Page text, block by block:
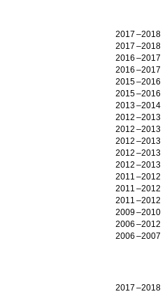
2017
2018
2017
2018
2016
2017
2016
2017
2015
2016
2015
2016
2013
2014
2012
2013
2012
2013
2012
2013
2012
2013
2012
2013
2011
2012
2011
2012
2011
2012
2009
2010
2006
2012
2006
2007
2017
2018